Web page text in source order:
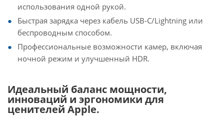
использования одной рукой.
Быстрая зарядка через кабель USB-C/Lightning или
беспроводным способом.
Профессиональные возможности камер, включая
ночной режим и улучшенный HDR.
Идеальный баланс мощности,
инноваций и эргономики для
ценителей Apple.